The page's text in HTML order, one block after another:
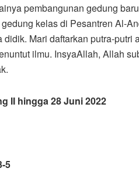
pembangunan gedung
kelas di Pesantren Al-
Mari daftarkan putra-putri
ilmu. InsyaAllah, Allah
II hingga 28 Juni 2022
5